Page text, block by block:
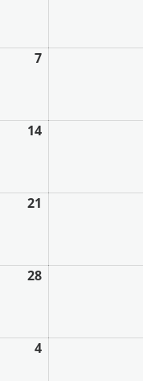
7
14
21
28
4